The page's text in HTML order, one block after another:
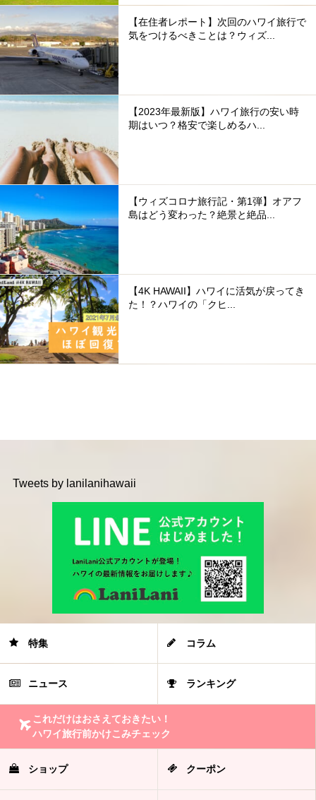
【在住者レポート】次回のハワイ旅行で
気をつけるべきことは？ウィズ...
【2023年最新版】ハワイ旅行の安い時
期はいつ？格安で楽しめるハ...
【ウィズコロナ旅行記・第1弾】オアフ
島はどう変わった？絶景と絶品...
【4K HAWAII】ハワイに活気が戻ってき
た！？ハワイの「クヒ...
Tweets by lanilanihawaii
特集 コラム
ニュース ランキング
これだけはおさえておきたい！
ハワイ旅行前かけこみチェック
ショップ クーポン